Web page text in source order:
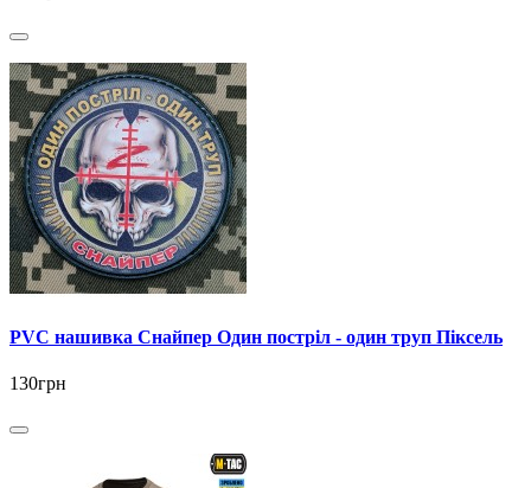
PVC нашивка Снайпер Один постріл - один труп Піксель
130грн